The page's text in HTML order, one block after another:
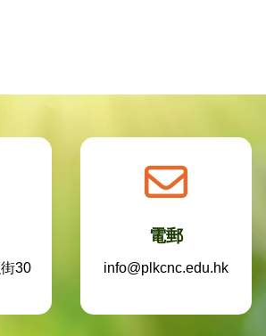
30
電郵
info@plkcnc.edu.hk